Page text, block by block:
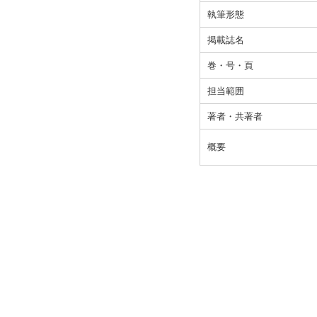
執筆形態
掲載誌名
巻・号・頁
担当範囲
著者・共著者
概要